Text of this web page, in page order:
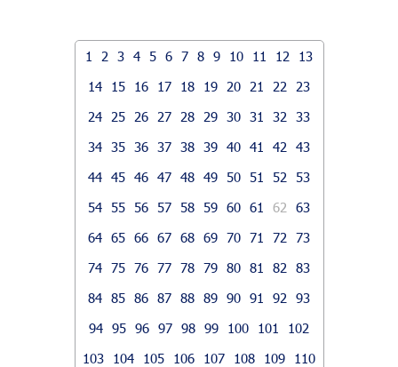
1 2 3 4 5 6 7 8 9 10 11 12
13
14
15 16 17 18 19 20 21 22
23
24
25 26 27 28 29 30 31 32
33
34 35 36 37 38 39 40 41 42
43
44 45 46 47 48 49 50 51 52
53
54 55 56 57 58 59 60 61 62
63
64 65 66 67 68 69 70 71 72
73
74 75 76 77 78 79 80 81 82
83
84 85 86 87 88 89 90 91 92
93
94 95 96 97 98 99 100 101
102
103
104 105 106 107 108 109
110